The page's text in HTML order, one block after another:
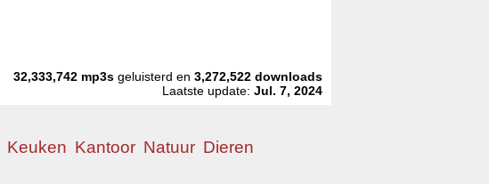
32,333,742 mp3s geluisterd en3,272,522 downloads
Laatste update:Jul. 7, 2024
Keuken Kantoor Natuur Dieren